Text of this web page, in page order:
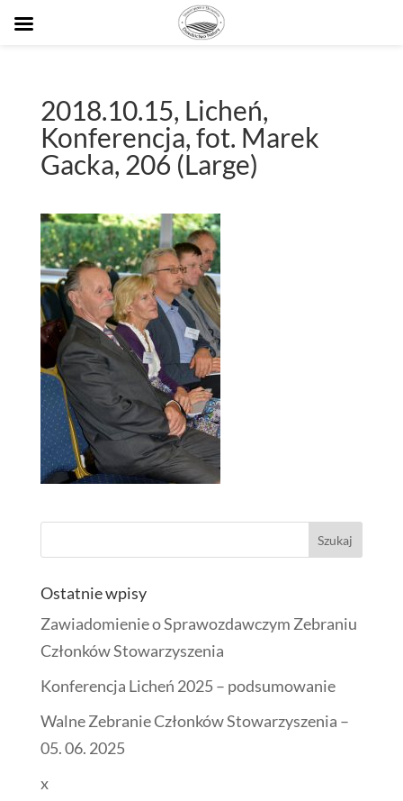
2018.10.15, Licheń,
Konferencja, fot. Marek
Gacka, 206 (Large)
Ostatnie wpisy
Zawiadomienie o Sprawozdawczym Zebraniu
Członków Stowarzyszenia
Konferencja Licheń 2025 – podsumowanie
Walne Zebranie Członków Stowarzyszenia –
05. 06. 2025
x